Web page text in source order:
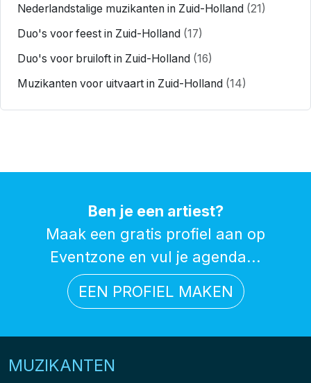
Nederlandstalige muzikanten in Zuid-Holland (21)
Duo's voor feest in Zuid-Holland (17)
Duo's voor bruiloft in Zuid-Holland (16)
Muzikanten voor uitvaart in Zuid-Holland (14)
Ben je een artiest?
Maak een gratis profiel aan op
Eventzone en vul je agenda...
EEN PROFIEL MAKEN
MUZIKANTEN